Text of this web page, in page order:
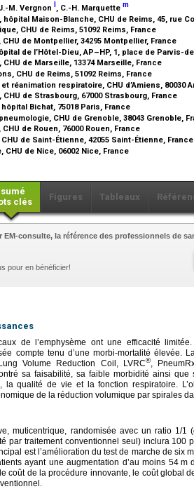
M. Vergnon , C.-H. Marquette m
Maison-Blanche, CHU de Reims, 45, rue
CHU de Reims, 51092 Reims, France
de Montpellier, 34295 Montpellier, France
de l’Hôtel-Dieu, AP–HP, 1, place de Parvis-
de Marseille, 13374 Marseille, France
CHU de Reims, 51092 Reims, France
réanimation respiratoire, CHU d’Amiens, 80030
de Strasbourg, 67000 Strasbourg, France
Bichat, 75018 Paris, France
CHU de Grenoble, 38043 Grenoble,
de Rouen, 76000 Rouen, France
de Saint-Étienne, 42055 Saint-Étienne, France
de Nice, 06002 Nice, France
clés
Figures Tableaux
EM-consulte, la référence des professionnels de
pour en bénéficier!
de l’emphysème ont une efficacité
compte tenu d’une morbi-mortalité élevée.
Volume Reduction Coil, LVRC®,
sa faisabilité, sa faible morbidité ainsi
la qualité de vie et la fonction respiratoire.
de la réduction volumique par spirales
muticentrique, randomisée avec un ratio 1/
par traitement conventionnel seul) inclura 100
est l’amélioration du test de marche de six
ayant une augmentation d’au moins 54 m
coût de la procédure innovante, le coût global